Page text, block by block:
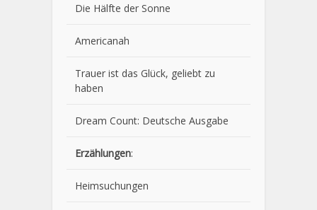
Die Hälfte der Sonne
Americanah
Trauer ist das Glück, geliebt zu
haben
Dream Count: Deutsche Ausgabe
Erzählungen:
Heimsuchungen